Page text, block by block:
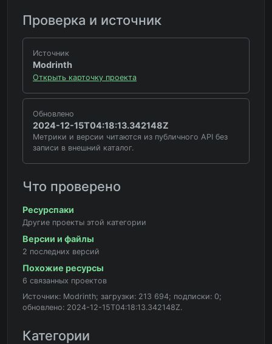
Проверка и источник
Источник
Modrinth
Открыть карточку проекта
Обновлено
2024-12-15T04:18:13.342148Z
Метрики и версии читаются из публичного API без
записи в внешний каталог.
Что проверено
Ресурспаки
Другие проекты этой категории
Версии и файлы
2 последних версий
Похожие ресурсы
6 связанных проектов
Источник: Modrinth; загрузки: 213 694; подписки: 0;
обновлено: 2024-12-15T04:18:13.342148Z.
Категории